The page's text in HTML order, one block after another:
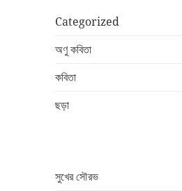
Categorized
অণু কবিতা
কবিতা
ছড়া
সুখের সৌরভ